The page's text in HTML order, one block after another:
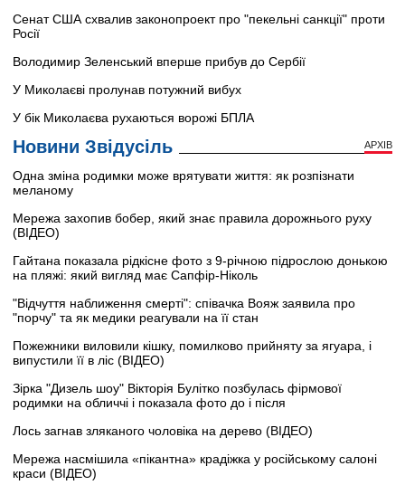
Сенат США схвалив законопроект про "пекельні санкції" проти
Росії
Володимир Зеленський вперше прибув до Сербії
У Миколаєві пролунав потужний вибух
У бік Миколаєва рухаються ворожі БПЛА
Новини Звідусіль АРХІВ
Одна зміна родимки може врятувати життя: як розпізнати
меланому
Мережа захопив бобер, який знає правила дорожнього руху
(ВІДЕО)
Гайтана показала рідкісне фото з 9-річною підрослою донькою
на пляжі: який вигляд має Сапфір-Ніколь
"Відчуття наближення смерті": співачка Вояж заявила про
"порчу" та як медики реагували на її стан
Пожежники виловили кішку, помилково прийняту за ягуара, і
випустили її в ліс (ВІДЕО)
Зірка "Дизель шоу" Вікторія Булітко позбулась фірмової
родимки на обличчі і показала фото до і після
Лось загнав зляканого чоловіка на дерево (ВІДЕО)
Мережа насмішила «пікантна» крадіжка у російському салоні
краси (ВІДЕО)